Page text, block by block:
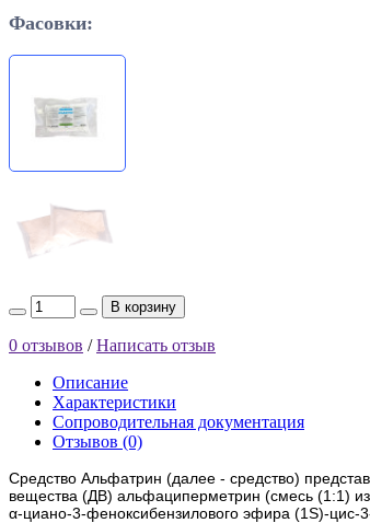
Фасовки:
В корзину
0 отзывов /Написать отзыв
Описание
Характеристики
Сопроводительная документация
Отзывов (0)
Средство Альфатрин (далее - средство)
вещества (ДВ) альфациперметрин (смесь (1:1)
α-циано-3-феноксибензилового эфира (1S)-цис-